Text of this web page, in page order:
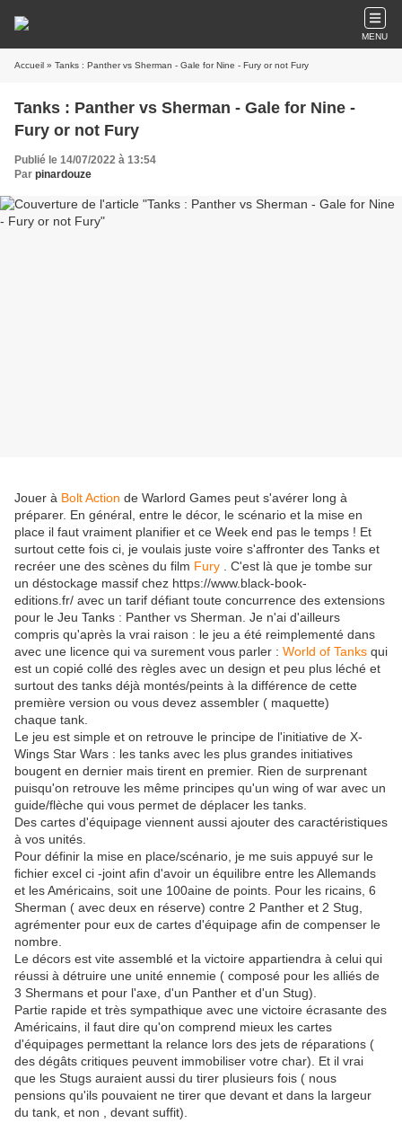
MENU
Accueil » Tanks : Panther vs Sherman - Gale for Nine - Fury or not Fury
Tanks : Panther vs Sherman - Gale for Nine -
Fury or not Fury
Publié le 14/07/2022 à 13:54
Par pinardouze
Jouer à Bolt Action de Warlord Games peut s'avérer long à
préparer. En général, entre le décor, le scénario et la mise en
place il faut vraiment planifier et ce Week end pas le temps ! Et
surtout cette fois ci, je voulais juste voire s'affronter des Tanks et
recréer une des scènes du film Fury . C'est là que je tombe sur
un déstockage massif chez https://www.black-book-
editions.fr/ avec un tarif défiant toute concurrence des extensions
pour le Jeu Tanks : Panther vs Sherman. Je n'ai d'ailleurs
compris qu'après la vrai raison : le jeu a été reimplementé dans
avec une licence qui va surement vous parler : World of Tanks qui
est un copié collé des règles avec un design et peu plus léché et
surtout des tanks déjà montés/peints à la différence de cette
première version ou vous devez assembler ( maquette)
chaque tank.
Le jeu est simple et on retrouve le principe de l'initiative de X-
Wings Star Wars : les tanks avec les plus grandes initiatives
bougent en dernier mais tirent en premier. Rien de surprenant
puisqu'on retrouve les même principes qu'un wing of war avec un
guide/flèche qui vous permet de déplacer les tanks.
Des cartes d'équipage viennent aussi ajouter des caractéristiques
à vos unités.
Pour définir la mise en place/scénario, je me suis appuyé sur le
fichier excel ci -joint afin d'avoir un équilibre entre les Allemands
et les Américains, soit une 100aine de points. Pour les ricains, 6
Sherman ( avec deux en réserve) contre 2 Panther et 2 Stug,
agrémenter pour eux de cartes d'équipage afin de compenser le
nombre.
Le décors est vite assemblé et la victoire appartiendra à celui qui
réussi à détruire une unité ennemie ( composé pour les alliés de
3 Shermans et pour l'axe, d'un Panther et d'un Stug).
Partie rapide et très sympathique avec une victoire écrasante des
Américains, il faut dire qu'on comprend mieux les cartes
d'équipages permettant la relance lors des jets de réparations (
des dégâts critiques peuvent immobiliser votre char). Et il vrai
que les Stugs auraient aussi du tirer plusieurs fois ( nous
pensions qu'ils pouvaient ne tirer que devant et dans la largeur
du tank, et non , devant suffit).